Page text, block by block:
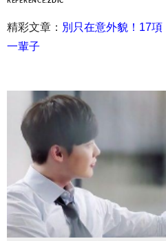
精彩文章： 別只在意外貌！17
一輩子